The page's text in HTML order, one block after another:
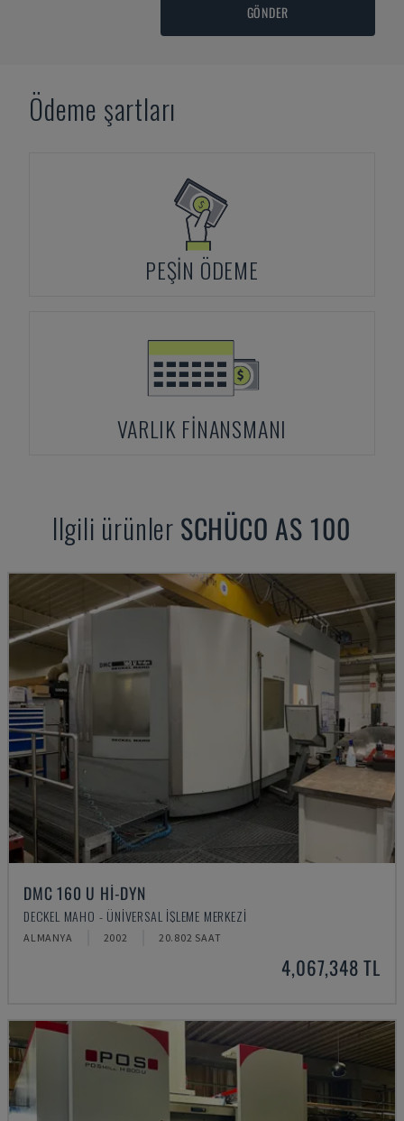
GÖNDER
Ödeme şartları
PEŞIN ÖDEME
VARLIK FINANSMANI
Ilgili ürünler SCHÜCO AS 100
DMC 160 U HI-DYN
DECKEL MAHO - ÜNIVERSAL İŞLEME MERKEZI
ALMANYA 2002 20.802 SAAT
4,067,348 TL